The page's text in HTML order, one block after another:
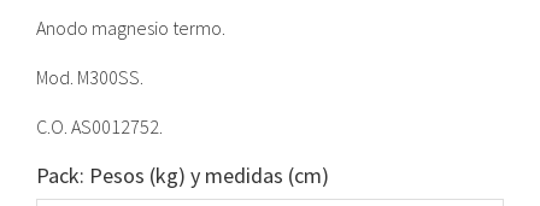
Anodo magnesio termo.
Mod. M300SS.
C.O. AS0012752.
Pack: Pesos (kg) y medidas (cm)